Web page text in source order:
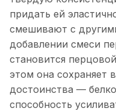
придать ей
смешивают с
добавлении смеси
становится
этом она сохраняет
достоинства —
способность